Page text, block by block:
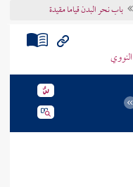
باب نحر البدن قياما مقيدة